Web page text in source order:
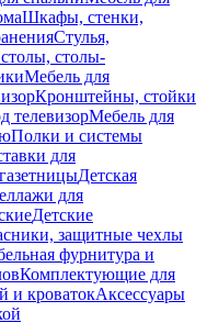
Шкафы, стенки,
Стулья,
столы-
Мебель для
Кронштейны, стойки
телевизорМебель для
Полки и системы
для
Детская
для
Детские
защитные чехлы
фурнитура и
Комплектующие для
и кроватокАксессуары